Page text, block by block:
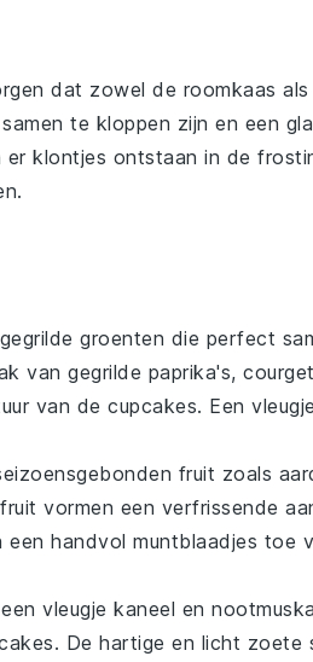
dat zowel de roomkaas
te kloppen zijn en een
er klontjes ontstaan in de
groenten die perfect
van gegrilde paprika's,
van de cupcakes. Een vleugje
fruit zoals
vormen een verfrissende
een handvol muntblaadjes toe
vleugje kaneel en
. De hartige en licht zoete